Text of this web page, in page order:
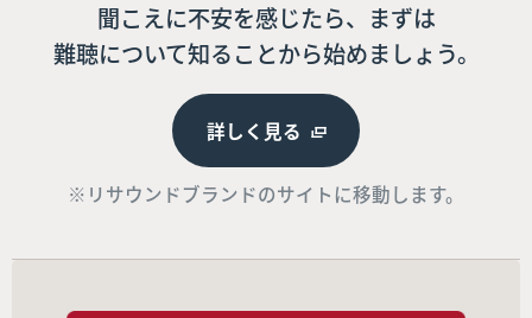
聞こえに不安を感じたら、まずは
難聴について知ることから始めましょう。
詳しく見る
※リサウンドブランドのサイトに移動します。